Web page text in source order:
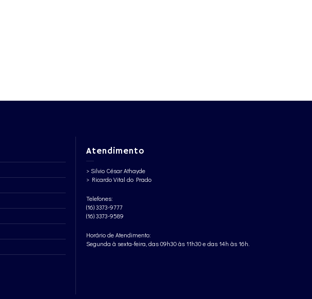
Atendimento
> Silvio César Athayde
> Ricardo Vital do Prado
Telefones:
(16) 3373-9777
(16) 3373-9589
Horário de Atendimento:
Segunda à sexta-feira, das 09h30 às 11h30 e das 14h às 16h.